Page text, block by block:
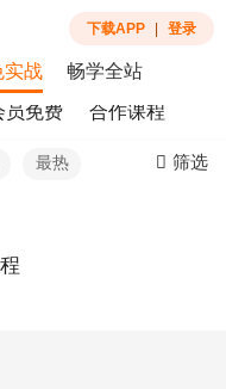
下载APP 登录
实战 畅学全站
员免费 合作课程
最热 筛选